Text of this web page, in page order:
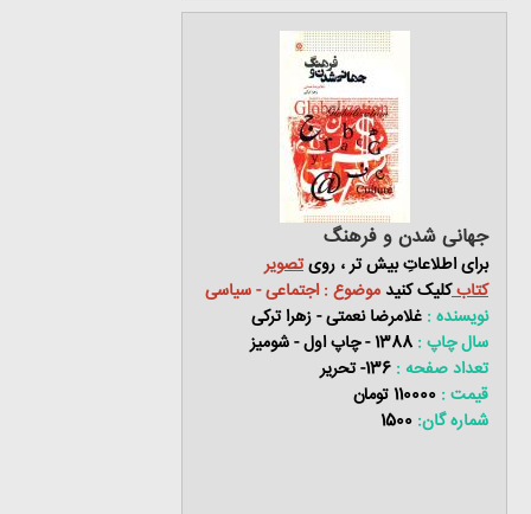
جهانی شدن و فرهنگ
برای اطلاعاتِ بیش تر ، رویتصویر
کتابکلیک کنیدموضوع : اجتماعی - سیاسی
نویسنده : غلامرضا نعمتی - زهرا ترکی
سال چاپ : 1388 - چاپ اول - شومیز
تعداد صفحه :
قیمت :
شماره گان: 1500